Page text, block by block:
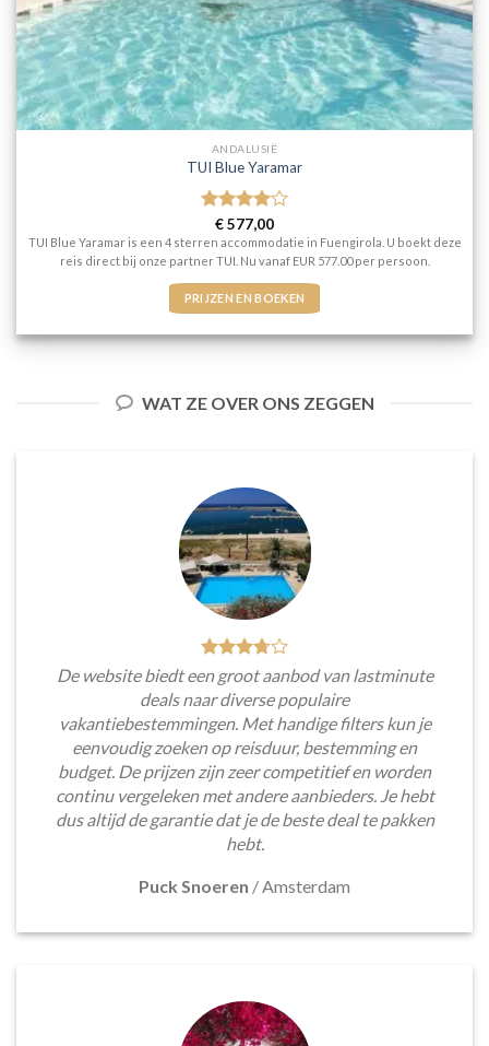
ANDALUSIË
TUI Blue Yaramar
Gewaardeerd
4uit 5
€577,00
TUI Blue Yaramar is een 4 sterren accommodatie in Fuengirola. U boekt deze
reis direct bij onze partner TUI. Nu vanaf EUR 577.00 per persoon.
PRIJZEN EN BOEKEN
WAT ZE OVER ONS ZEGGEN
De website biedt een groot aanbod van lastminute
deals naar diverse populaire
vakantiebestemmingen. Met handige filters kun je
eenvoudig zoeken op reisduur, bestemming en
budget. De prijzen zijn zeer competitief en worden
continu vergeleken met andere aanbieders. Je hebt
dus altijd de garantie dat je de beste deal te pakken
hebt.
Puck Snoeren /Amsterdam